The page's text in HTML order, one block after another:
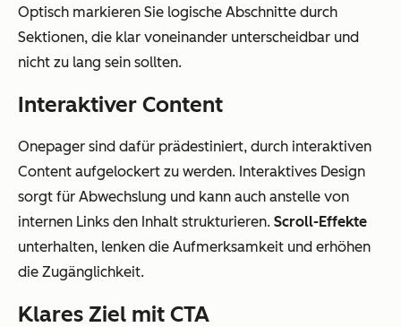
Optisch markieren Sie logische Abschnitte durch
Sektionen, die klar voneinander unterscheidbar und
nicht zu lang sein sollten.
Interaktiver Content
Onepager sind dafür prädestiniert, durch interaktiven
Content aufgelockert zu werden. Interaktives Design
sorgt für Abwechslung und kann auch anstelle von
internen Links den Inhalt strukturieren. Scroll-Effekte
unterhalten, lenken die Aufmerksamkeit und erhöhen
die Zugänglichkeit.
Klares Ziel mit CTA